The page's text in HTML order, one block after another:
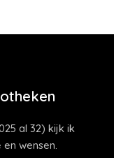
al 32) kijk ik
wensen.